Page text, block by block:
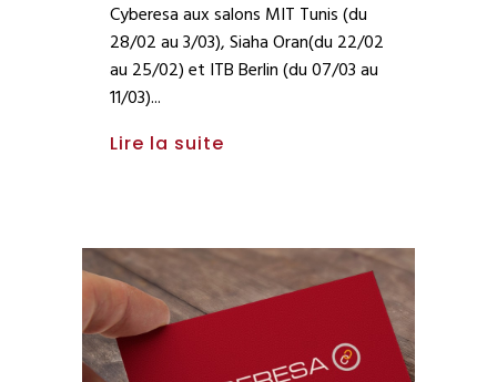
Cyberesa aux salons MIT Tunis (du
28/02 au 3/03), Siaha Oran(du 22/02
au 25/02) et ITB Berlin (du 07/03 au
11/03)
Lire la suite